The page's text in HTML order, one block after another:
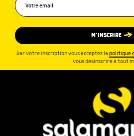
M’INSCRIRE
Par votre inscription vous acceptez la politique
vous désinscrire à tout